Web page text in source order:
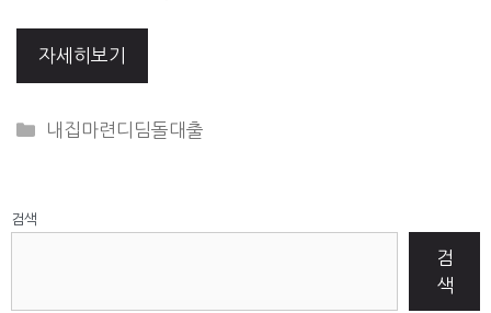
자세히보기
CATEGORIES
내집마련디딤돌대출
검색
검
색